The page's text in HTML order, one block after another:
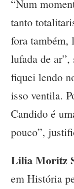
“Num
tanto
fora também,
lufada de ar”,
fiquei lendo
isso ventila.
Candido é
pouco”,
Lilia Moritz
em História